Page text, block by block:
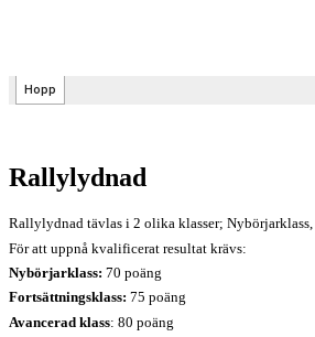
Rallylydnad
Rallylydnad tävlas i 2 olika klasser;
För att uppnå kvalificerat resultat krävs:
Nybörjarklass: 70 poäng
Fortsättningsklass: 75 poäng
Avancerad klass: 80 poäng